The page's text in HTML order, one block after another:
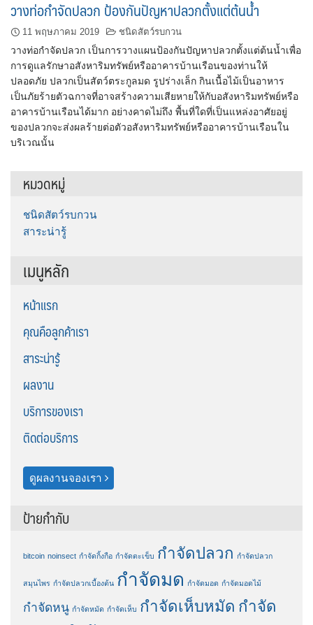
วางท่อกำจัดปลวก ป้องกันปัญหาปลวกตั้งแต่ต้นน้ำ
11 พฤษภาคม 2019 ชนิดสัตว์รบกวน
วางท่อกำจัดปลวก เป็นการวางแผนป้องกันปัญหาปลวกตั้งแต่ต้นน้ำเพื่อ
การดูแลรักษาอสังหาริมทรัพย์หรืออาคารบ้านเรือนของท่านให้
ปลอดภัย ปลวกเป็นสัตว์ตระกูลมด รูปร่างเล็ก กินเนื้อไม้เป็นอาหาร
เป็นภัยร้ายตัวฉกาจที่อาจสร้างความเสียหายให้กับอสังหาริมทรัพย์หรือ
อาคารบ้านเรือนได้มาก อย่างคาดไม่ถึง พื้นที่ใดที่เป็นแหล่งอาศัยอยู่
ของปลวกจะส่งผลร้ายต่อตัวอสังหาริมทรัพย์หรืออาคารบ้านเรือนใน
บริเวณนั้น
หมวดหมู่
ชนิดสัตว์รบกวน
สาระน่ารู้
เมนูหลัก
หน้าแรก
คุณคือลูกค้าเรา
สาระน่ารู้
ผลงาน
บริการของเรา
ติดต่อบริการ
ดูผลงานจองเรา
ป้ายกำกับ
bitcoin noinsect กำจัดกิ้งกือ กำจัดตะเข็บ กำจัดปลวก กำจัดปลวก
สมุนไพร กำจัดปลวกเบื้องต้น กำจัดมด กำจัดมอด กำจัดมอดไม้
กำจัดหนู กำจัดหมัด กำจัดเห็บ กำจัดเห็บหมัด กำจัด